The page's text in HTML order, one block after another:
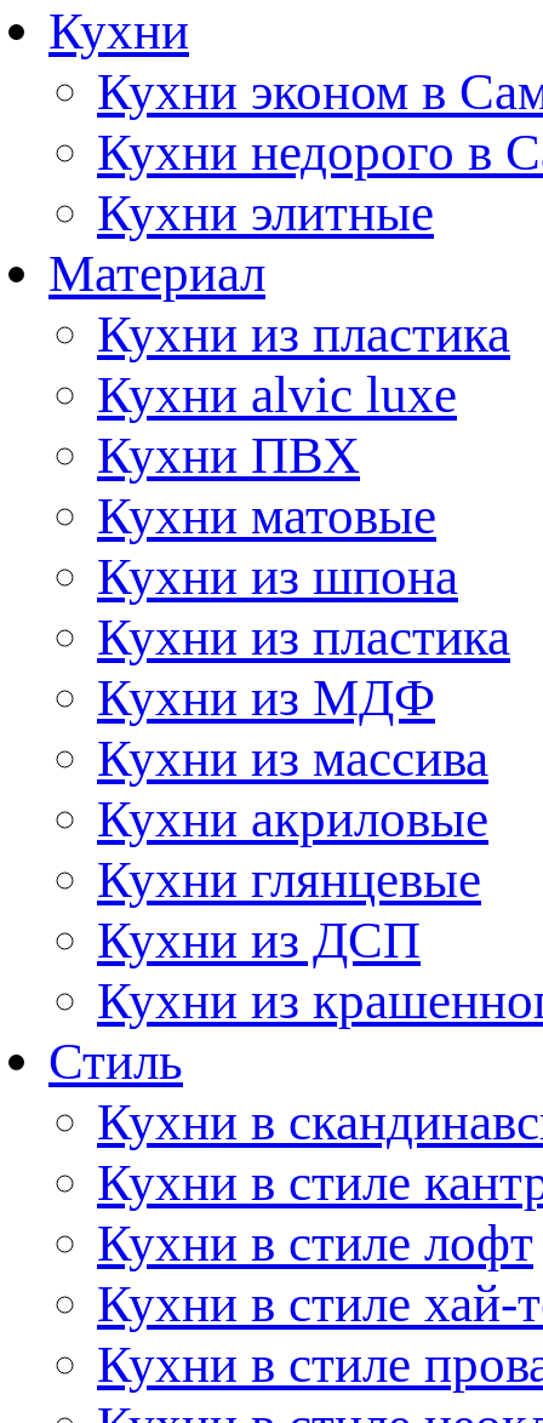
Кухни
Кухни эконом в
Кухни недорого в
Кухни элитные
Материал
Кухни из пластика
Кухни alvic luxe
Кухни ПВХ
Кухни матовые
Кухни из шпона
Кухни из пластика
Кухни из МДФ
Кухни из массива
Кухни акриловые
Кухни глянцевые
Кухни из ДСП
Кухни из
Стиль
Кухни в
Кухни в стиле
Кухни в стиле лофт
Кухни в стиле хай-
Кухни в стиле